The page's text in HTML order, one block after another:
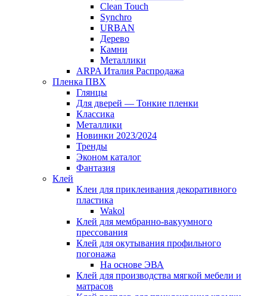
Clean Touch
Synchro
URBAN
Дерево
Камни
Металлики
ARPA Италия Распродажа
Пленка ПВХ
Глянцы
Для дверей — Тонкие пленки
Классика
Металлики
Новинки 2023/2024
Тренды
Эконом каталог
Фантазия
Клей
Клеи для приклеивания декоративного
пластика
Wakol
Клей для мембранно-вакуумного
прессования
Клей для окутывания профильного
погонажа
На основе ЭВА
Клей для производства мягкой мебели и
матрасов